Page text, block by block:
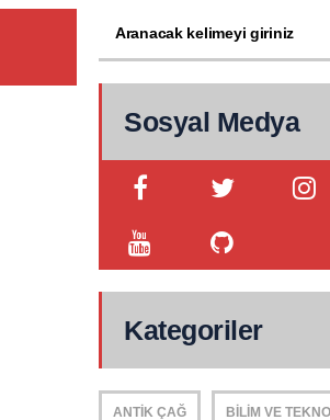
Sosyal Medya
Kategoriler
ANTIK ÇAĞ BILIM VE